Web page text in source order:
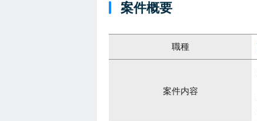
案件概要
職種
案件内容